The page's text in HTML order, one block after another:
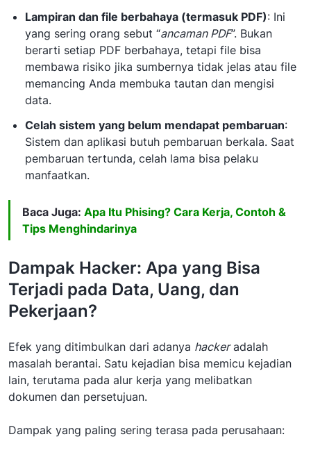
Lampiran dan file berbahaya (termasuk PDF): Ini
yang sering orang sebut “ancaman PDF”. Bukan
berarti setiap PDF berbahaya, tetapi file bisa
membawa risiko jika sumbernya tidak jelas atau file
memancing Anda membuka tautan dan mengisi
data.
Celah sistem yang belum mendapat pembaruan:
Sistem dan aplikasi butuh pembaruan berkala. Saat
pembaruan tertunda, celah lama bisa pelaku
manfaatkan.
Baca Juga: Apa Itu Phising? Cara Kerja, Contoh &
Tips Menghindarinya
Dampak Hacker: Apa yang Bisa
Terjadi pada Data, Uang, dan
Pekerjaan?
Efek yang ditimbulkan dari adanya hackeradalah
masalah berantai. Satu kejadian bisa memicu kejadian
lain, terutama pada alur kerja yang melibatkan
dokumen dan persetujuan.
Dampak yang paling sering terasa pada perusahaan: